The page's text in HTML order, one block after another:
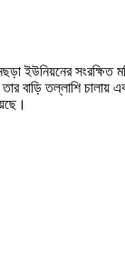
ইউনিয়নের সংরক্ষিত
বাড়ি তল্লাশি চালায়